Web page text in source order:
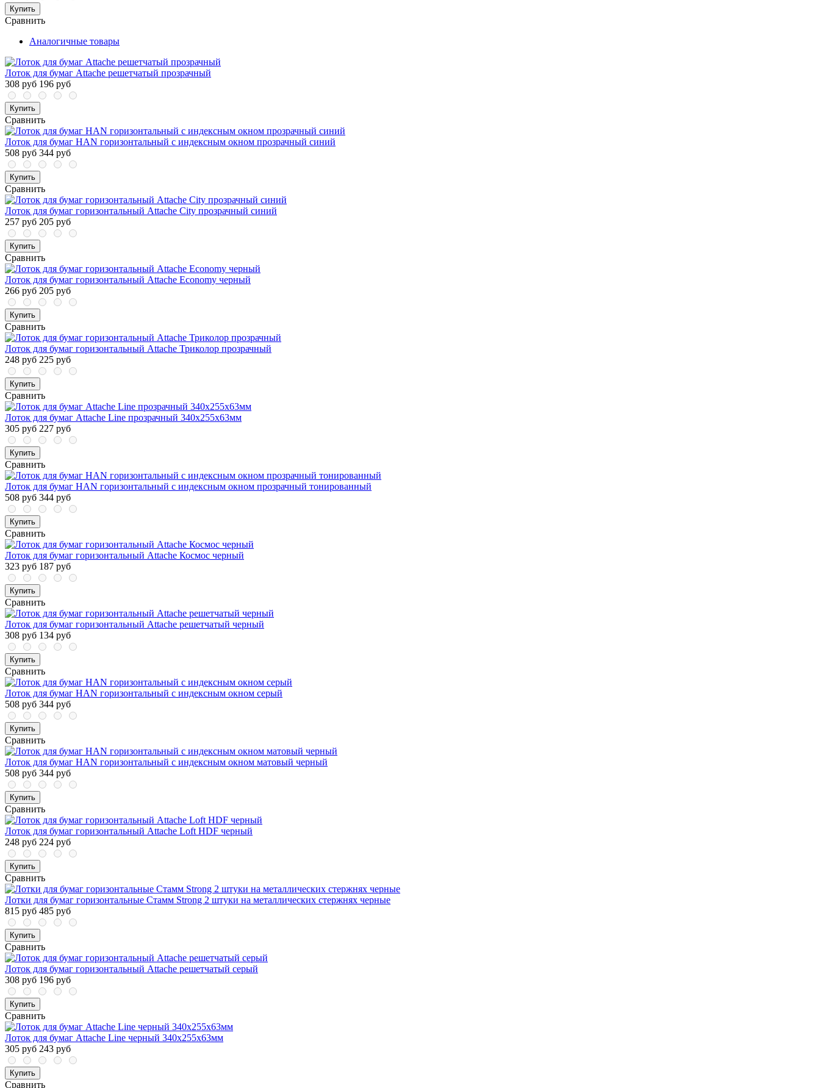
Купить
Сравнить
Аналогичные товары
Лоток для бумаг Attache решетчатый прозрачный
308 руб 196 руб
Купить
Сравнить
Лоток для бумаг HAN горизонтальный с индексным окном прозрачный синий
508 руб 344 руб
Купить
Сравнить
Лоток для бумаг горизонтальный Attache City прозрачный синий
257 руб 205 руб
Купить
Сравнить
Лоток для бумаг горизонтальный Attache Economy черный
266 руб 205 руб
Купить
Сравнить
Лоток для бумаг горизонтальный Attache Триколор прозрачный
248 руб 225 руб
Купить
Сравнить
Лоток для бумаг Attache Line прозрачный 340х255х63мм
305 руб 227 руб
Купить
Сравнить
Лоток для бумаг HAN горизонтальный с индексным окном прозрачный тонированный
508 руб 344 руб
Купить
Сравнить
Лоток для бумаг горизонтальный Attache Космос черный
323 руб 187 руб
Купить
Сравнить
Лоток для бумаг горизонтальный Attache решетчатый черный
308 руб 134 руб
Купить
Сравнить
Лоток для бумаг HAN горизонтальный с индексным окном серый
508 руб 344 руб
Купить
Сравнить
Лоток для бумаг HAN горизонтальный с индексным окном матовый черный
508 руб 344 руб
Купить
Сравнить
Лоток для бумаг горизонтальный Attache Loft HDF черный
248 руб 224 руб
Купить
Сравнить
Лотки для бумаг горизонтальные Стамм Strong 2 штуки на металлических стержнях черные
815 руб 485 руб
Купить
Сравнить
Лоток для бумаг горизонтальный Attache решетчатый серый
308 руб 196 руб
Купить
Сравнить
Лоток для бумаг Attache Line черный 340х255х63мм
305 руб 243 руб
Купить
Сравнить